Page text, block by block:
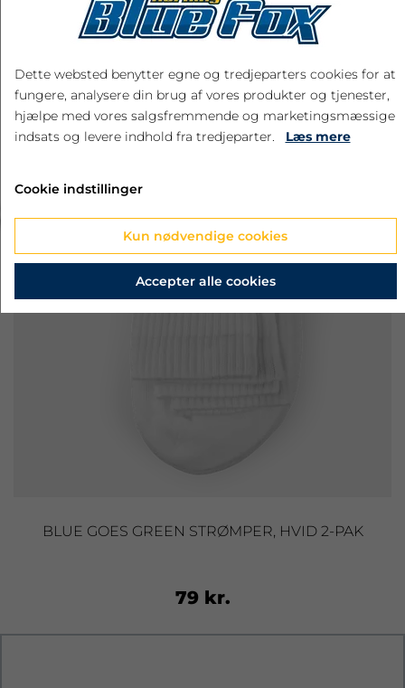
BLUE GOES GREEN STRØMPER, HVID 2-PAK
79 kr.
‹ ›
Dette websted benytter egne og tredjeparters cookies for at
fungere, analysere din brug af vores produkter og tjenester,
hjælpe med vores salgsfremmende og marketingsmæssige
indsats og levere indhold fra tredjeparter.
Læs mere
Cookie indstillinger
Kun nødvendige cookies
Accepter alle cookies